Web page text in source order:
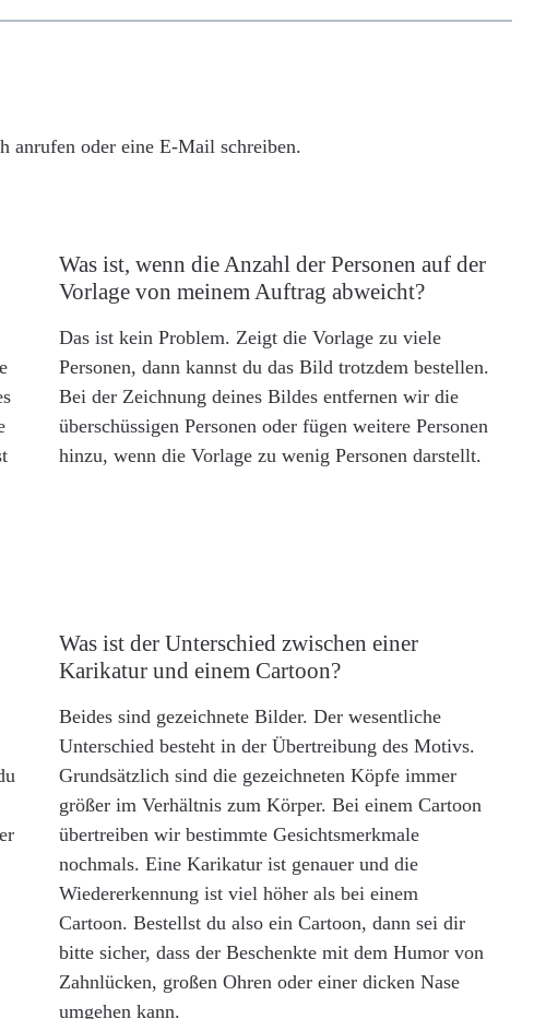
anrufen oder eine E-Mail schreiben.
Was ist, wenn die Anzahl der Personen auf der
Vorlage von meinem Auftrag abweicht?
Das ist kein Problem. Zeigt die Vorlage zu viele
Personen, dann kannst du das Bild trotzdem bestellen.
Bei der Zeichnung deines Bildes entfernen wir die
überschüssigen Personen oder fügen weitere Personen
hinzu, wenn die Vorlage zu wenig Personen darstellt.
Was ist der Unterschied zwischen einer
Karikatur und einem Cartoon?
Beides sind gezeichnete Bilder. Der wesentliche
Unterschied besteht in der Übertreibung des Motivs.
Grundsätzlich sind die gezeichneten Köpfe immer
größer im Verhältnis zum Körper. Bei einem Cartoon
übertreiben wir bestimmte Gesichtsmerkmale
nochmals. Eine Karikatur ist genauer und die
Wiedererkennung ist viel höher als bei einem
Cartoon. Bestellst du also ein Cartoon, dann sei dir
bitte sicher, dass der Beschenkte mit dem Humor von
Zahnlücken, großen Ohren oder einer dicken Nase
umgehen kann.